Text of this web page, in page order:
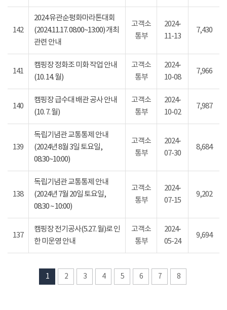
142
2024 유관순평화마라톤대회
(2024.11.17. 08:00~13:00) 개최
관련 안내
고객소
통부
2024-
11-13
7,430
141
캠핑장 정화조 미화 작업 안내
(10. 14. 월)
고객소
통부
2024-
10-08
7,966
140
캠핑장 급수대 배관 공사 안내
(10. 7. 월)
고객소
통부
2024-
10-02
7,987
139
독립기념관 교통통제 안내
(2024년 8월 3일 토요일,
08:30~10:00)
고객소
통부
2024-
07-30
8,684
138
독립기념관 교통통제 안내
(2024년 7월 20일 토요일,
08:30 ~ 10:00)
고객소
통부
2024-
07-15
9,202
137
캠핑장 전기공사(5.27. 월)로 인
한 미운영 안내
고객소
통부
2024-
05-24
9,694
1 2 3 4 5 6 7 8